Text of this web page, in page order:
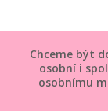
Chceme být
osobní i
osobnímu